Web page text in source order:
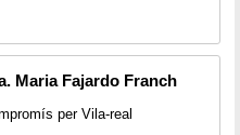
Maria Fajardo Franch
per Vila-real